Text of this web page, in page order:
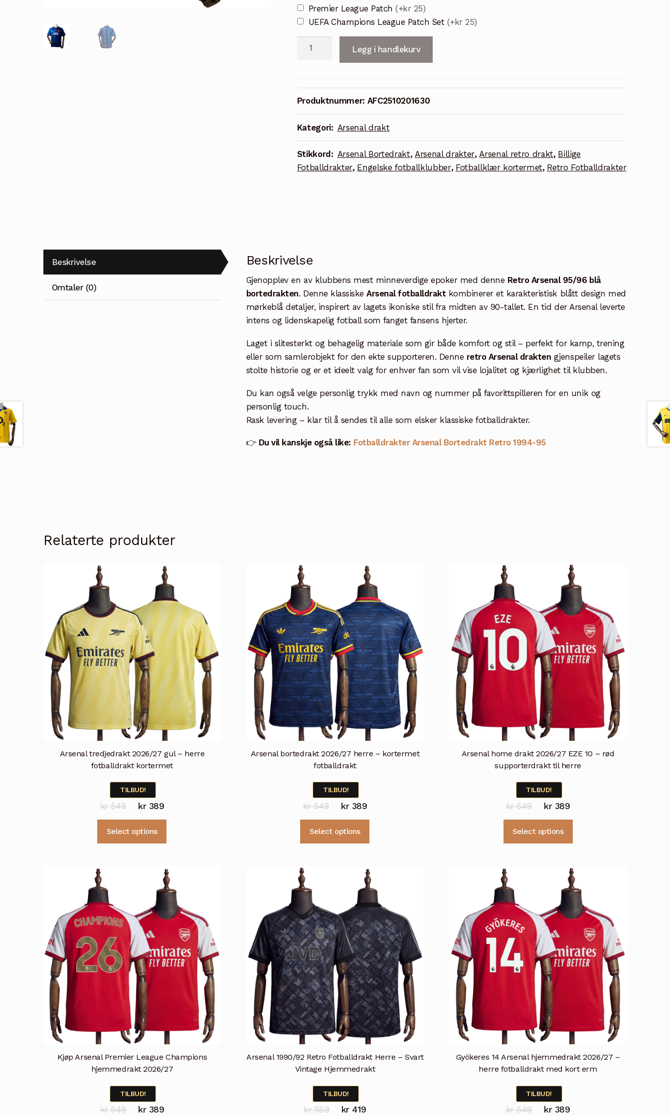
Premier League Patch(+kr 25)
UEFA Champions League Patch Set (+kr 25)
bortedrakt
Legg i handlekurv
Produktnummer: AFC2510201630
Kategori: Arsenal drakt
Stikkord: Arsenal Bortedrakt, Arsenal drakter, Arsenal retro drakt, Billige
Fotballdrakter, Engelske fotballklubber, Fotballklær kortermet, Retro Fotballdrakter
Beskrivelse
Omtaler (0)
Beskrivelse
Gjenopplev en av klubbens mest minneverdige epoker med denne Retro Arsenal 95/96 blå
bortedrakten. Denne klassiskeArsenal fotballdrakt kombinerer et karakteristisk blått design med
mørkeblå detaljer, inspirert av lagets ikoniske stil fra midten av 90-tallet. En tid der Arsenal leverte
intens og lidenskapelig fotball som fanget fansens hjerter.
Laget i slitesterkt og behagelig materiale som gir både komfort og stil – perfekt for kamp, trening
eller som samlerobjekt for den ekte supporteren. Denne retro Arsenal drakten gjenspeiler lagets
stolte historie og er et ideelt valg for enhver fan som vil vise lojalitet og kjærlighet til klubben.
Du kan også velge personlig trykk med navn og nummer på favorittspilleren for en unik og
personlig touch.
Rask levering – klar til å sendes til alle som elsker klassiske fotballdrakter.
👉 Du vil kanskje også like: Fotballdrakter Arsenal Bortedrakt Retro 1994-95
Relaterte produkter
Arsenal tredjedrakt 2026/27 gul – herre
fotballdrakt kortermet
TILBUD!
kr549
Opprinnelig
pris
var:
kr389Nåværende
pris
Select options
varianter.
Alternativene
kan
velges
på
produktsiden
Arsenal bortedrakt 2026/27 herre – kortermet
fotballdrakt
TILBUD!
kr549
Opprinnelig
pris
var:
kr389Nåværende
pris
Select options
varianter.
Alternativene
kan
velges
på
produktsiden
Arsenal home drakt 2026/27 EZE 10 – rød
supporterdrakt til herre
TILBUD!
kr549
Opprinnelig
pris
var:
kr389Nåværende
pris
Select options
varianter.
Alternativene
kan
velges
på
produktsiden
Kjøp Arsenal Premier League Champions
hjemmedrakt 2026/27
TILBUD!
kr549 Opprinnelig
kr389Nåværende
Arsenal 1990/92 Retro Fotballdrakt Herre – Svart
Vintage Hjemmedrakt
TILBUD!
kr559 Opprinnelig
kr419Nåværende
Gyökeres 14 Arsenal hjemmedrakt 2026/27 –
herre fotballdrakt med kort erm
TILBUD!
kr549 Opprinnelig
kr389Nåværende